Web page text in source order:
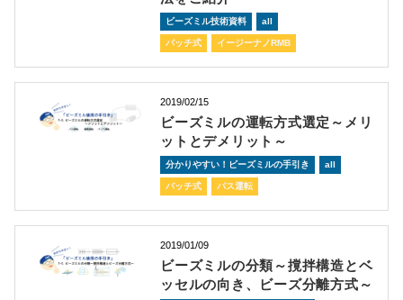
ビーズミル技術資料 all
バッチ式 イージーナノRMB
2019/02/15
ビーズミルの運転方式選定～メリ
ットとデメリット～
分かりやすい！ビーズミルの手引き all
バッチ式 パス運転
2019/01/09
ビーズミルの分類～撹拌構造とベ
ッセルの向き、ビーズ分離方式～